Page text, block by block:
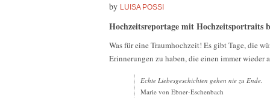
by LUISA POSSI
Hochzeitsreportage mit
Was für eine Traumhochzeit! Es gibt Tage, die
Erinnerungen zu haben, die einen immer wieder
Echte Liebesgeschichten gehen nie zu Ende.
Marie von Ebner-Eschenbach